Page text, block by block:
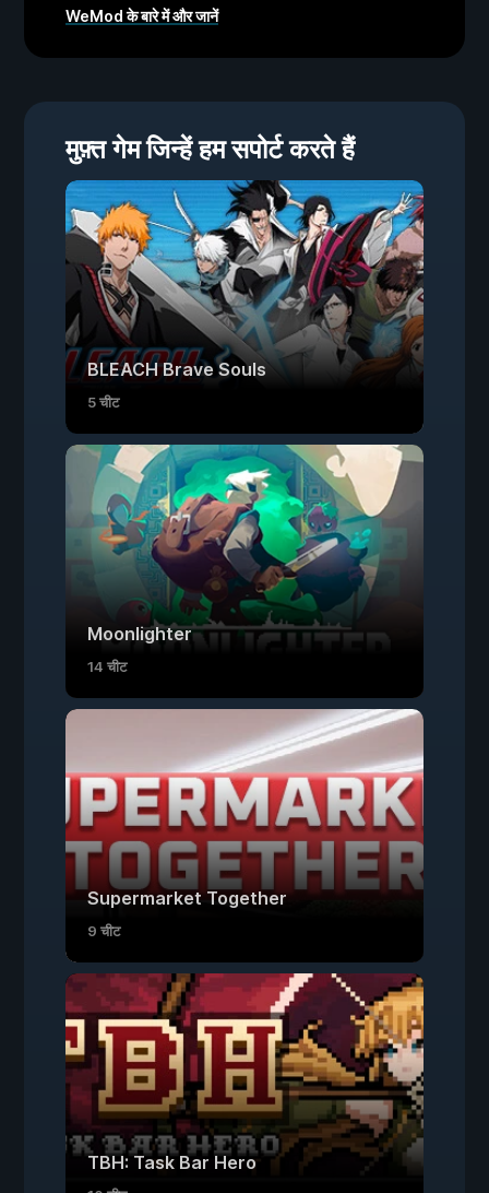
WeMod के बारे में और जानें
मुफ़्त गेम जिन्हें हम सपोर्ट करते हैं
BLEACH Brave Souls
5 चीट
Moonlighter
14 चीट
Supermarket Together
9 चीट
TBH: Task Bar Hero